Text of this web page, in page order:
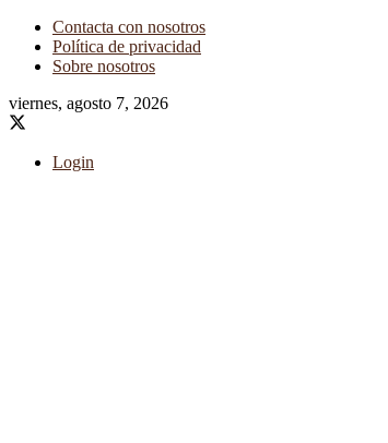
Contacta con nosotros
Política de privacidad
Sobre nosotros
viernes, agosto 7, 2026
Login